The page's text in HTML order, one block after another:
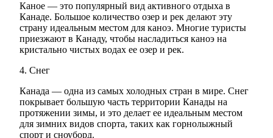
Каное — это популярный вид активного отдыха в
Канаде. Большое количество озер и рек делают эту
страну идеальным местом для каноэ. Многие туристы
приезжают в Канаду, чтобы насладиться каноэ на
кристально чистых водах ее озер и рек.
4. Снег
Канада — одна из самых холодных стран в мире. Снег
покрывает большую часть территории Канады на
протяжении зимы, и это делает ее идеальным местом
для зимних видов спорта, таких как горнолыжный
спорт и сноуборд.